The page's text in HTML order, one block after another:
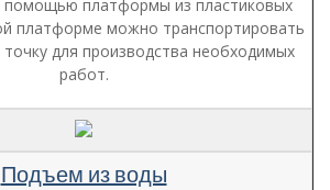
платформы из пластиковых
платформе можно транспортировать
для производства необходимых
работ.
Подъем из воды